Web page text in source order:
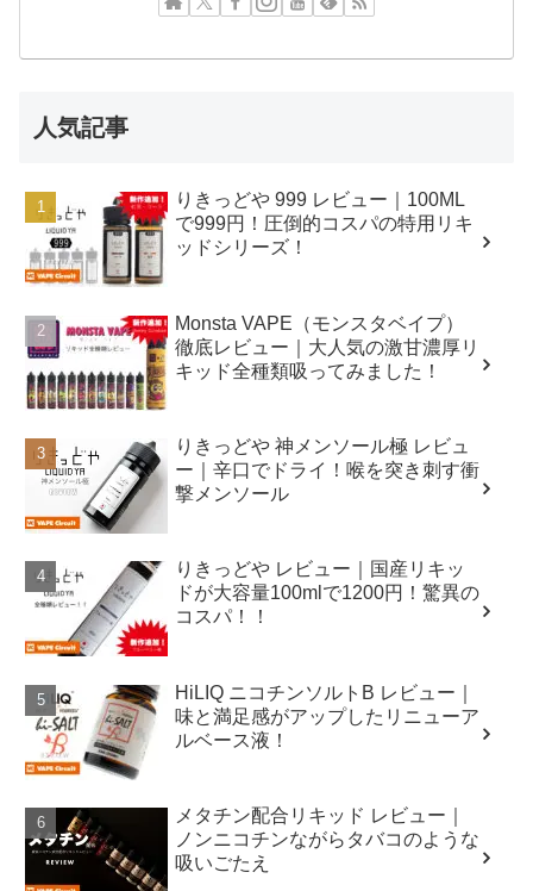
人気記事
りきっどや 999 レビュー｜100ML
で999円！圧倒的コスパの特用リキ
ッドシリーズ！
Monsta VAPE（モンスタベイプ）
徹底レビュー｜大人気の激甘濃厚リ
キッド全種類吸ってみました！
りきっどや 神メンソール極 レビュ
ー｜辛口でドライ！喉を突き刺す衝
撃メンソール
りきっどや レビュー｜国産リキッ
ドが大容量100mlで1200円！驚異の
コスパ！！
HiLIQ ニコチンソルトB レビュー｜
味と満足感がアップしたリニューア
ルベース液！
メタチン配合リキッド レビュー｜
ノンニコチンながらタバコのような
吸いごたえ